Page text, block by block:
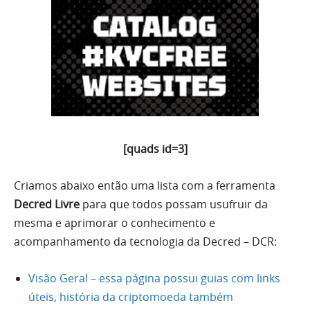
[quads id=3]
Criamos abaixo então uma lista com a ferramenta
Decred Livre para que todos possam usufruir da
mesma e aprimorar o conhecimento e
acompanhamento da tecnologia da Decred – DCR:
Visão Geral – essa página possui guias com links
úteis, história da criptomoeda também